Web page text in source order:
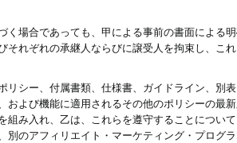
く場合であっても、甲による事前の書面による
それぞれの承継人ならびに譲受人を拘束し、こ
リシー、付属書類、仕様書、ガイドライン、別
および機能に適用されるその他のポリシーの最
組み入れ、乙は、これらを遵守することにつ
別のアフィリエイト・マーケティング・プログ